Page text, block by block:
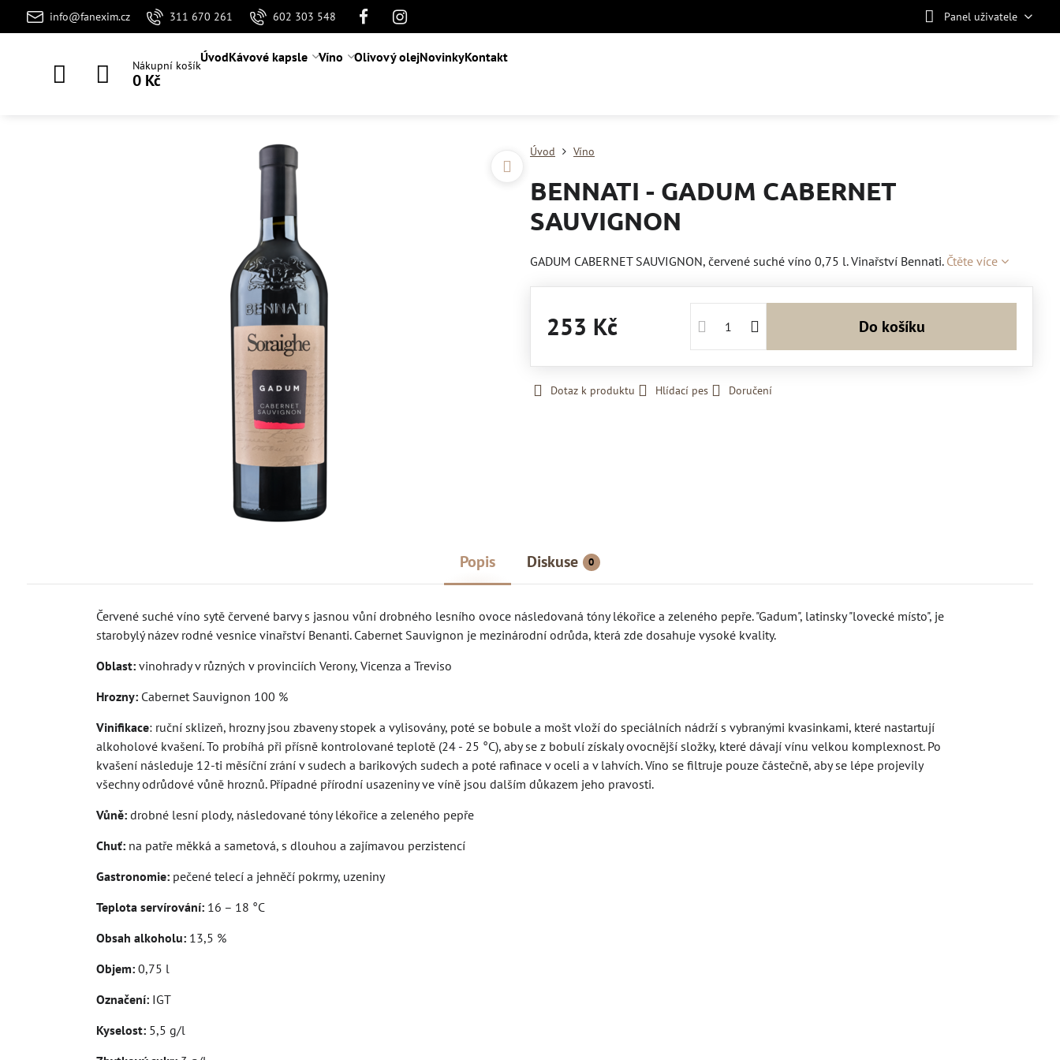
info@fanexim.cz 311 670 261 602 303 548 Panel uživatele
Nákupní košík
0 Kč
ÚvodKávové kapsle Víno Olivový olejNovinkyKontakt
Úvod Víno
BENNATI - GADUM CABERNET
SAUVIGNON
GADUM CABERNET SAUVIGNON, červené suché víno 0,75 l. Vinařství Bennati. Čtěte více
253 Kč Do košíku
Dotaz k produktu Hlídací pes Doručení
Popis Diskuse 0
Červené suché víno sytě červené barvy s jasnou vůní drobného lesního ovoce následovaná tóny lékořice a zeleného pepře. "Gadum", latinsky "lovecké místo", je
starobylý název rodné vesnice vinařství Benanti. Cabernet Sauvignon je mezinárodní odrůda, která zde dosahuje vysoké kvality.
Oblast:vinohrady v různých v provinciích Verony, Vicenza a Treviso
Hrozny:Cabernet Sauvignon 100 %
Vinifikace: ruční sklizeň, hrozny jsou zbaveny stopek a vylisovány, poté se bobule a mošt vloží do speciálních nádrží s vybranými kvasinkami, které nastartují
alkoholové kvašení. To probíhá při přísně kontrolované teplotě (24 - 25 °C), aby se z bobulí získaly ovocnější složky, které dávají vínu velkou komplexnost. Po
kvašení následuje 12-ti měsíční zrání v sudech a barikových sudech a poté rafinace v oceli a v lahvích. Víno se filtruje pouze částečně, aby se lépe projevily
všechny odrůdové vůně hroznů. Případné přírodní usazeniny ve víně jsou dalším důkazem jeho pravosti.
Vůně:drobné lesní plody, následované tóny lékořice a zeleného pepře
Chuť:na patře měkká a sametová, s dlouhou a zajímavou perzistencí
Gastronomie:pečené telecí a jehněčí pokrmy, uzeniny
Teplota servírování:16 – 18 °C
Obsah alkoholu:13,5 %
Objem:0,75 l
Označení:IGT
Kyselost:5,5 g/l